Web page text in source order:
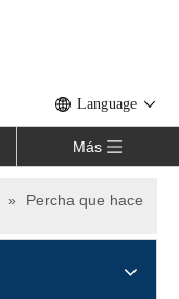
Language
Más
»
Percha que hace